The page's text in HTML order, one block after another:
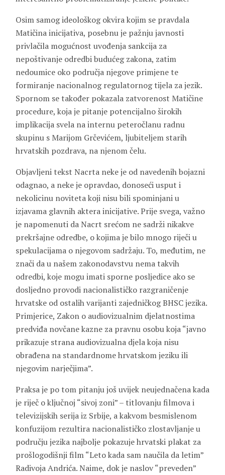
Osim samog ideološkog okvira kojim se pravdala
Matičina inicijativa, posebnu je pažnju javnosti
privlačila mogućnost uvođenja sankcija za
nepoštivanje odredbi budućeg zakona, zatim
nedoumice oko područja njegove primjene te
formiranje nacionalnog regulatornog tijela za jezik.
Spornom se također pokazala zatvorenost Matičine
procedure, koja je pitanje potencijalno širokih
implikacija svela na internu peteročlanu radnu
skupinu s Marijom Grčevićem, ljubiteljem starih
hrvatskih pozdrava, na njenom čelu.
Objavljeni tekst Nacrta neke je od navedenih bojazni
odagnao, a neke je opravdao, donoseći usput i
nekolicinu noviteta koji nisu bili spominjani u
izjavama glavnih aktera inicijative. Prije svega, važno
je napomenuti da Nacrt srećom ne sadrži nikakve
prekršajne odredbe, o kojima je bilo mnogo riječi u
spekulacijama o njegovom sadržaju. To, međutim, ne
znači da u našem zakonodavstvu nema takvih
odredbi, koje mogu imati sporne posljedice ako se
dosljedno provodi nacionalističko razgraničenje
hrvatske od ostalih varijanti zajedničkog BHSC jezika.
Primjerice, Zakon o audiovizualnim djelatnostima
predviđa novčane kazne za pravnu osobu koja “javno
prikazuje strana audiovizualna djela koja nisu
obrađena na standardnome hrvatskom jeziku ili
njegovim narječjima”.
Praksa je po tom pitanju još uvijek neujednačena kada
je riječ o ključnoj “sivoj zoni” – titlovanju filmova i
televizijskih serija iz Srbije, a kakvom besmislenom
konfuzijom rezultira nacionalističko zlostavljanje u
području jezika najbolje pokazuje hrvatski plakat za
prošlogodišnji film “Leto kada sam naučila da letim”
Radivoja Andrića. Naime, dok je naslov “preveden”